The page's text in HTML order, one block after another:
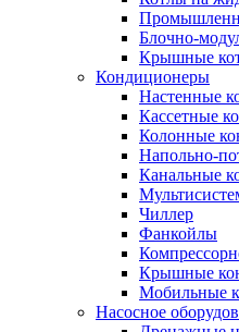
Блочно-
Крышные
Кондиционеры
Настенные
Кассетные
Колонные
Напольно-
Канальные
Чиллер
Фанкойлы
Крышные
Мобильные
Насосное